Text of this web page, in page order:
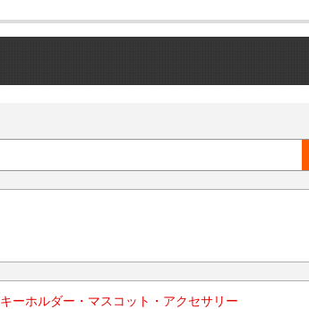
キーホルダー・マスコット・アクセサリー